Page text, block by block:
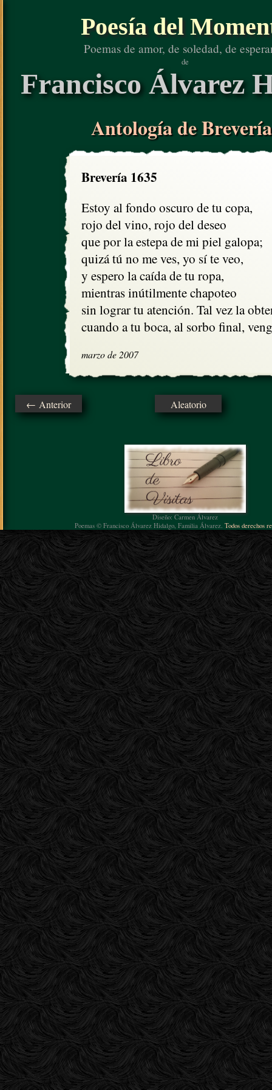
Poesía del
Poemas de amor, de soledad, de
de
Francisco Álvarez
Antología de
Brevería 1635
Estoy al fondo oscuro de tu copa,
rojo del vino, rojo del deseo
que por la estepa de mi piel galopa;
quizá tú no me ves, yo sí te veo,
y espero la caída de tu ropa,
mientras inútilmente chapoteo
sin lograr tu atención. Tal vez la
cuando a tu boca, al sorbo final,
marzo de 2007
← Anterior Aleatorio
Diseño: Carmen Álvarez
Poemas © Francisco Álvarez Hidalgo, Familia Álvarez. Todos derechos